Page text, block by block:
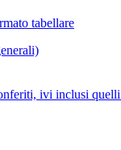
tabellare
ivi inclusi